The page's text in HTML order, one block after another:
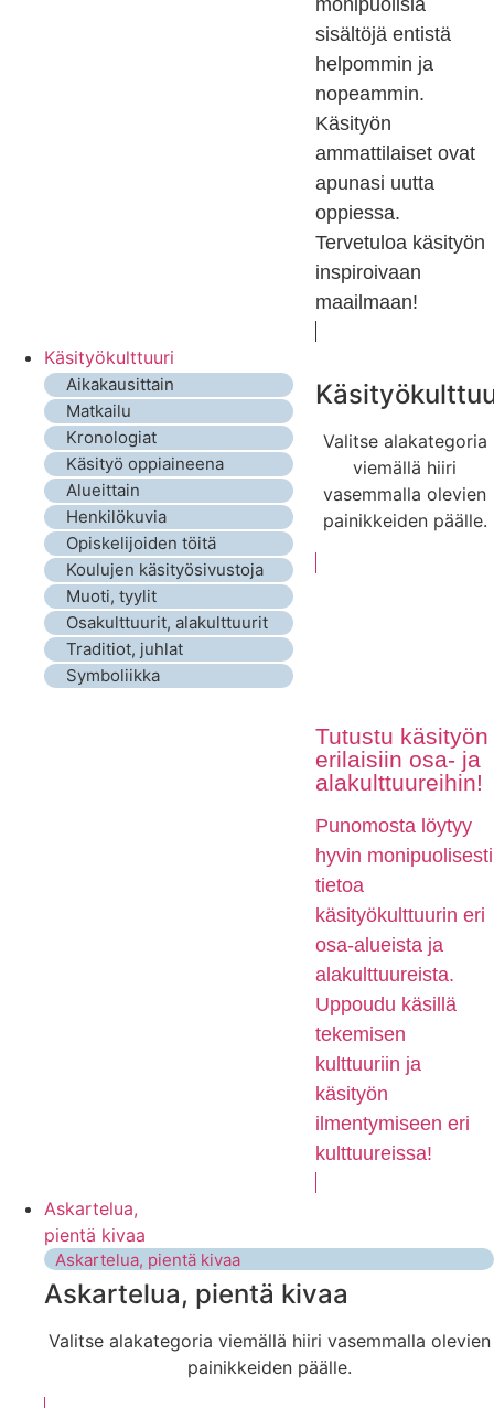
monipuolisia
sisältöjä entistä
helpommin ja
nopeammin.
Käsityön
ammattilaiset ovat
apunasi uutta
oppiessa.
Tervetuloa käsityön
inspiroivaan
maailmaan!
Käsityökulttuuri
Aikakausittain
Matkailu
Kronologiat
Käsityö oppiaineena
Alueittain
Henkilökuvia
Opiskelijoiden töitä
Koulujen käsityösivustoja
Muoti, tyylit
Osakulttuurit, alakulttuurit
Traditiot, juhlat
Symboliikka
Valitse alakategoria
viemällä hiiri
vasemmalla olevien
painikkeiden päälle.
Tutustu käsityön
erilaisiin osa- ja
alakulttuureihin!
Punomosta löytyy
hyvin monipuolisesti
tietoa
käsityökulttuurin eri
osa-alueista ja
alakulttuureista.
Uppoudu käsillä
tekemisen
kulttuuriin ja
käsityön
ilmentymiseen eri
kulttuureissa!
Askartelua,
pientä kivaa
Askartelua, pientä kivaa
Askartelua, pientä kivaa
Valitse alakategoria viemällä hiiri vasemmalla olevien
painikkeiden päälle.